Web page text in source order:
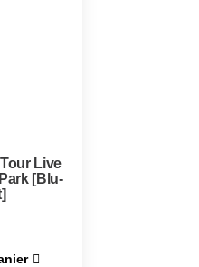
Live
[Blu-